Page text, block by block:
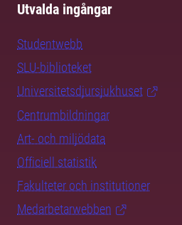
Utvalda ingångar
Studentwebb
SLU-biblioteket
Universitetsdjursjukhuset
Centrumbildningar
Art- och miljödata
Officiell statistik
Fakulteter och institutioner
Medarbetarwebben